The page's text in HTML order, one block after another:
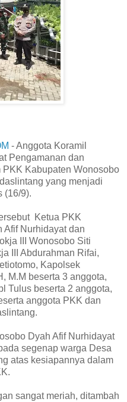
- Anggota Koramil
Pengamanan dan
Kabupaten Wonosobo
yang menjadi
(16/9).
Ketua PKK
Afif Nurhidayat dan
III Wonosobo Siti
III Abdurahman Rifai,
Kapolsek
M.M beserta 3 anggota,
Tulus beserta 2 anggota,
anggota PKK dan
Dyah Afif Nurhidayat
segenap warga Desa
atas kesiapannya dalam
sangat meriah, ditambah